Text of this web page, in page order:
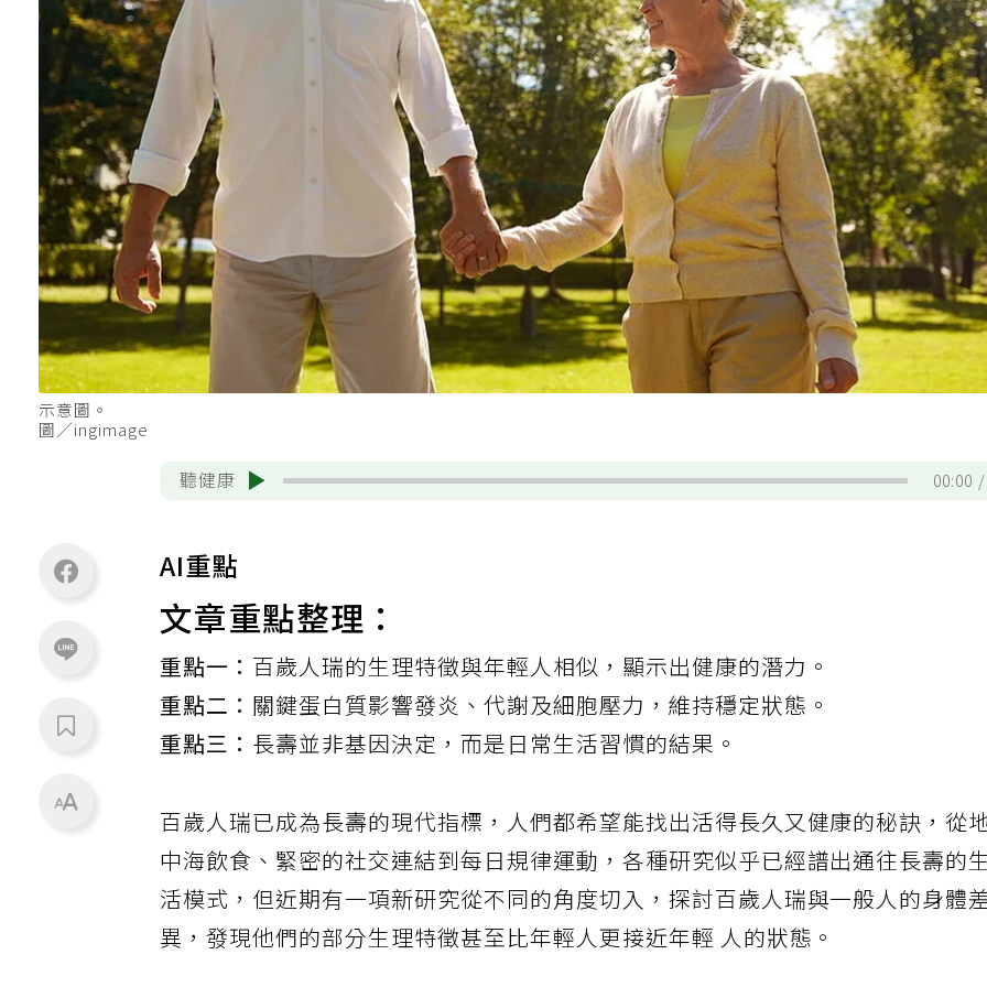
示意圖。
圖／ingimage
聽健康 00:00
AI重點
文章重點整理：
重點一： 百歲人瑞的生理特徵與年輕人相似，顯示出健康的潛力。
重點二： 關鍵蛋白質影響發炎、代謝及細胞壓力，維持穩定狀態。
重點三： 長壽並非基因決定，而是日常生活習慣的結果。
百歲人瑞已成為長壽的現代指標，人們都希望能找出活得長久又健康的秘訣，從
中海飲食、緊密的社交連結到每日規律運動，各種研究似乎已經譜出通往長壽的
活模式，但近期有一項新研究從不同的角度切入，探討百歲人瑞與一般人的身體
異，發現他們的部分生理特徵甚至比年輕人更接近年輕 人的狀態。